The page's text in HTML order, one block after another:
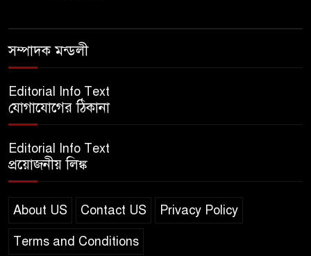
Jannat Toha Video viral
সম্পাদক মন্ডলী
Editorial Info Text
যোগাযোগের ঠিকানা
Editorial Info Text
প্রয়োজনীয় লিঙ্ক
About US Contact US Privacy Policy
Terms and Conditions